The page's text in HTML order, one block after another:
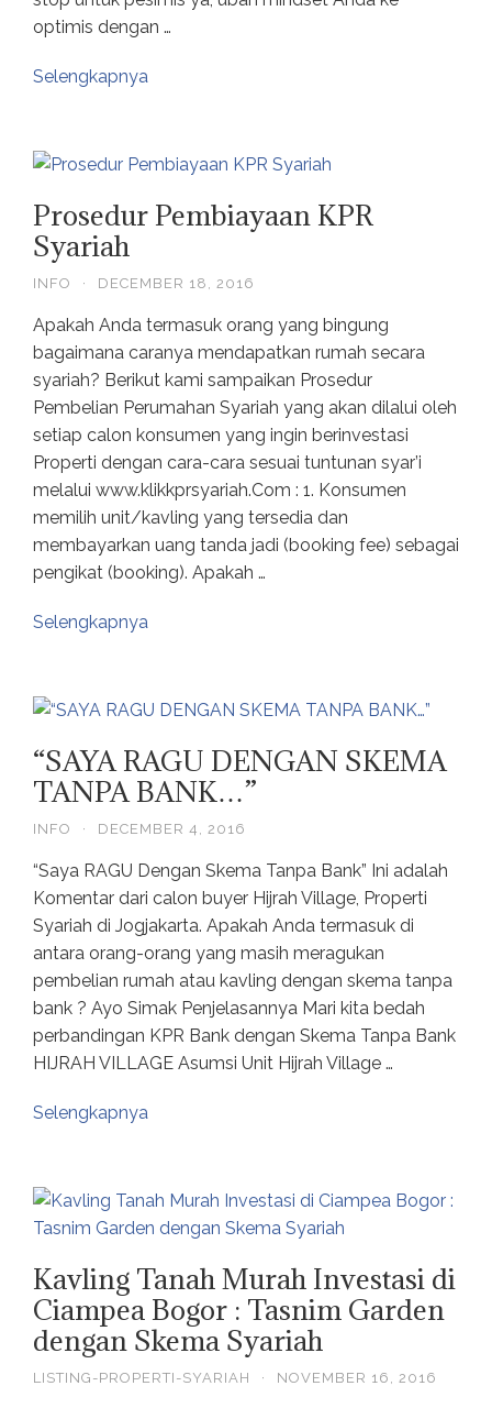
optimis dengan …
Selengkapnya
Prosedur Pembiayaan KPR
Syariah
INFO · DECEMBER 18, 2016
Apakah Anda termasuk orang yang bingung
bagaimana caranya mendapatkan rumah secara
syariah? Berikut kami sampaikan Prosedur
Pembelian Perumahan Syariah yang akan dilalui oleh
setiap calon konsumen yang ingin berinvestasi
Properti dengan cara-cara sesuai tuntunan syar’i
melalui www.klikkprsyariah.Com : 1. Konsumen
memilih unit/kavling yang tersedia dan
membayarkan uang tanda jadi (booking fee) sebagai
pengikat (booking). Apakah …
Selengkapnya
“SAYA RAGU DENGAN SKEMA
TANPA BANK…”
INFO · DECEMBER 4, 2016
“Saya RAGU Dengan Skema Tanpa Bank” Ini adalah
Komentar dari calon buyer Hijrah Village, Properti
Syariah di Jogjakarta. Apakah Anda termasuk di
antara orang-orang yang masih meragukan
pembelian rumah atau kavling dengan skema tanpa
bank ? Ayo Simak Penjelasannya Mari kita bedah
perbandingan KPR Bank dengan Skema Tanpa Bank
HIJRAH VILLAGE Asumsi Unit Hijrah Village …
Selengkapnya
Kavling Tanah Murah Investasi di
Ciampea Bogor : Tasnim Garden
dengan Skema Syariah
LISTING-PROPERTI-SYARIAH · NOVEMBER 16, 2016